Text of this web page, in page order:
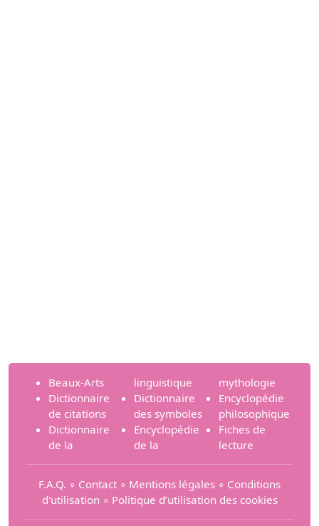
Beaux-Arts
Dictionnaire
de citations
Dictionnaire
de la
linguistique
Dictionnaire
des symboles
Encyclopédie
de la
mythologie
Encyclopédie
philosophique
Fiches de
lecture
F.A.Q. ∘ Contact ∘ Mentions légales ∘ Conditions
d'utilisation ∘ Politique d’utilisation des cookies